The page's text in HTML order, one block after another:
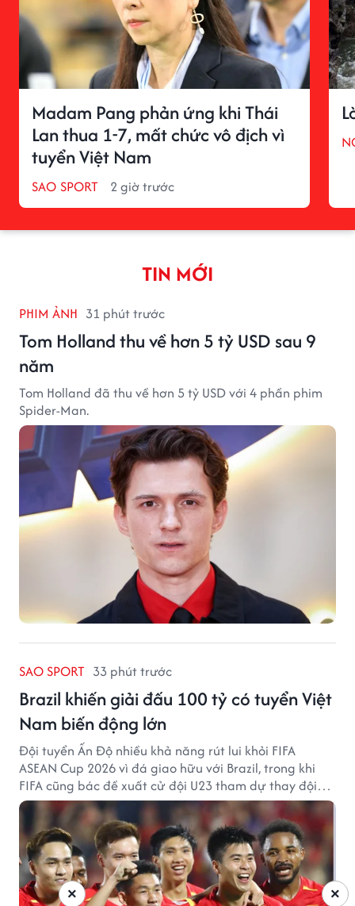
Madam Pang phản ứng khi Thái
Lan thua 1-7, mất chức vô địch vì
tuyển Việt Nam
SAO SPORT 2 giờ trước
TIN MỚI
PHIM ẢNH 31 phút trước
Tom Holland thu về hơn 5 tỷ USD sau 9
năm
Tom Holland đã thu về hơn 5 tỷ USD với 4 phần phim
Spider-Man.
SAO SPORT 33 phút trước
Brazil khiến giải đấu 100 tỷ có tuyển Việt
Nam biến động lớn
Đội tuyển Ấn Độ nhiều khả năng rút lui khỏi FIFA
ASEAN Cup 2026 vì đá giao hữu với Brazil, trong khi
FIFA cũng bác đề xuất cử đội U23 tham dự thay đội
tuyển quốc gia.
×
×